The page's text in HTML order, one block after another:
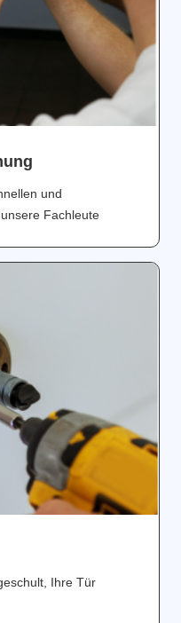
und
Fachleute
Ihre Tür